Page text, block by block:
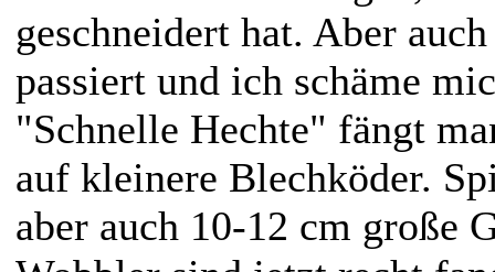
geschneidert hat. Aber
passiert und ich schäme
"Schnelle Hechte" fängt
auf kleinere Blechköder.
aber auch 10-12 cm große